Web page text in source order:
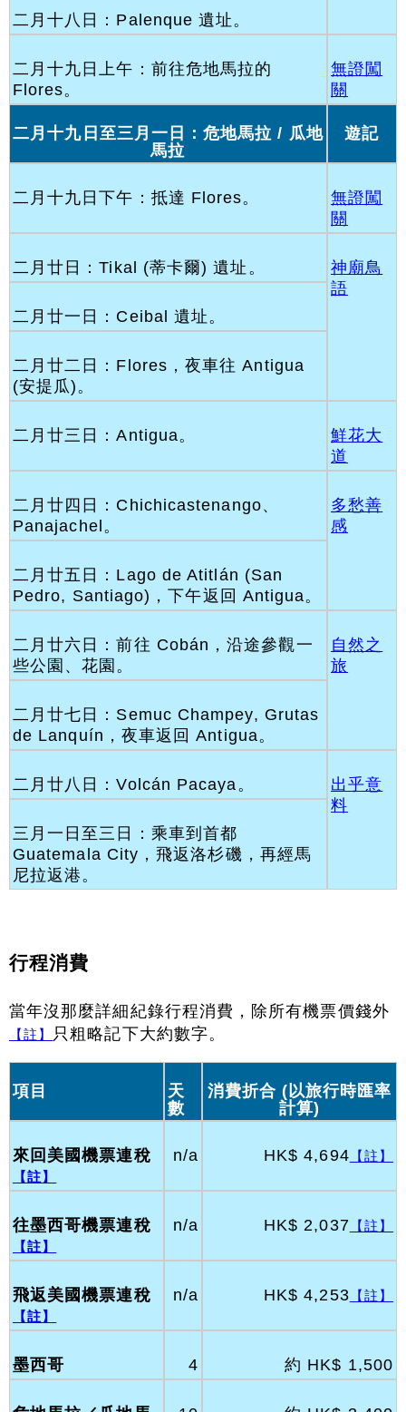
二月十八日：Palenque 遺址。
二月十九日上午：前往危地馬拉的
Flores。
無證闖
關
二月十九日至三月一日：危地馬拉 / 瓜地
馬拉
遊記
二月十九日下午：抵達 Flores。
無證闖
關
二月廿日：Tikal (蒂卡爾) 遺址。
神廟鳥
語
二月廿一日：Ceibal 遺址。
二月廿二日：Flores，夜車往 Antigua
(安提瓜)。
二月廿三日：Antigua。
鮮花大
道
二月廿四日：Chichicastenango、
Panajachel。
多愁善
感
二月廿五日：Lago de Atitlán (San
Pedro, Santiago)，下午返回 Antigua。
二月廿六日：前往 Cobán，沿途參觀一
些公園、花園。
自然之
旅
二月廿七日：Semuc Champey, Grutas
de Lanquín，夜車返回 Antigua。
二月廿八日：Volcán Pacaya。
出乎意
料
三月一日至三日：乘車到首都
Guatemala City，飛返洛杉磯，再經馬
尼拉返港。
行程消費
當年沒那麼詳細紀錄行程消費，除所有機票價錢外
【註】 只粗略記下大約數字。
項目
天
數
消費折合 (以旅行時匯率
計算)
來回美國機票連稅
【註】
n/a HK$ 4,694 【註】
往墨西哥機票連稅
【註】
n/a HK$ 2,037 【註】
飛返美國機票連稅
【註】
n/a HK$ 4,253 【註】
墨西哥 4 約 HK$ 1,500